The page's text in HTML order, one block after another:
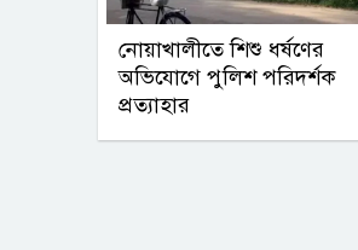
নোয়াখালীতে শিশু ধর্ষণের
অভিযোগে পুলিশ পরিদর্শক
প্রত্যাহার